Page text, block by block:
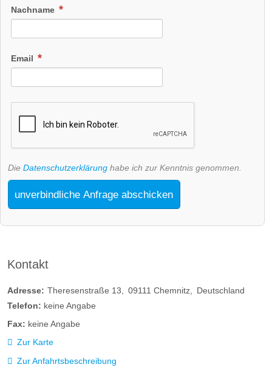
Nachname
Email
Die Datenschutzerklärung habe ich zur Kenntnis genommen.
unverbindliche Anfrage abschicken
Kontakt
Adresse: Theresenstraße 13 09111 Chemnitz
Deutschland
Telefon: keine Angabe
Fax: keine Angabe
Zur Karte
Zur Anfahrtsbeschreibung